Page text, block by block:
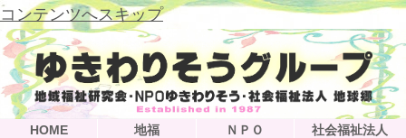
コンテンツへスキップ
HOME 地福 ＮＰＯ 社会福祉法人